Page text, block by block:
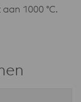
1000 °C.